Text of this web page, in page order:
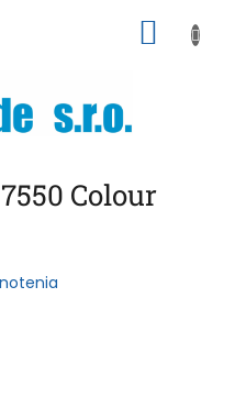
Colour